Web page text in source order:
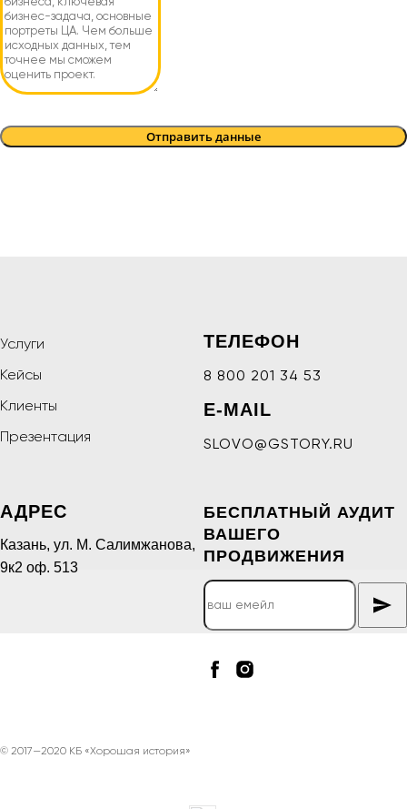
Отправить данные
Услуги
Кейсы
Клиенты
Презентация
ТЕЛЕФОН
8 800 201 34 53
E-MAIL
SLOVO@GSTORY.RU
АДРЕС
Казань, ул. М. Салимжанова,
9к2 оф. 513
БЕСПЛАТНЫЙ АУДИТ
ВАШЕГО
ПРОДВИЖЕНИЯ
© 2017—2020 КБ «Хорошая история»